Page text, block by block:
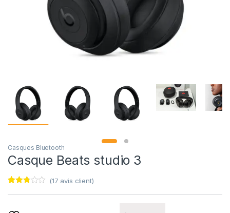
Casques Bluetooth
Casque Beats studio 3
(17 avis client)